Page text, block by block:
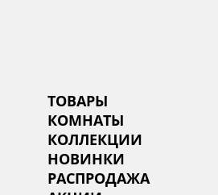
ТОВАРЫ
КОМНАТЫ
КОЛЛЕКЦИИ
НОВИНКИ
РАСПРОДАЖА